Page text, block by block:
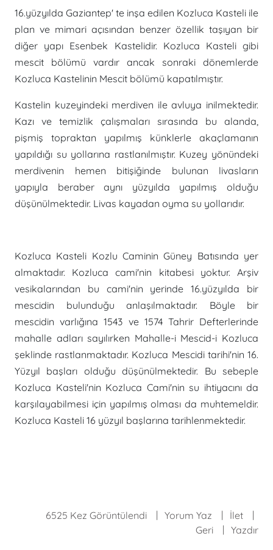
16.yüzyılda Gaziantep' te inşa edilen Kozluca Kasteli ile
plan ve mimari açısından benzer özellik taşıyan bir
diğer yapı Esenbek Kastelidir. Kozluca Kasteli gibi
mescit bölümü vardır ancak sonraki dönemlerde
Kozluca Kastelinin Mescit bölümü kapatılmıştır.
Kastelin kuzeyindeki merdiven ile avluya inilmektedir.
Kazı ve temizlik çalışmaları sırasında bu alanda,
pişmiş topraktan yapılmış künklerle akaçlamanın
yapıldığı su yollarına rastlanılmıştır. Kuzey yönündeki
merdivenin hemen bitişiğinde bulunan livasların
yapıyla beraber aynı yüzyılda yapılmış olduğu
düşünülmektedir. Livas kayadan oyma su yollarıdır.
Kozluca Kasteli Kozlu Caminin Güney Batısında yer
almaktadır. Kozluca cami'nin kitabesi yoktur. Arşiv
vesikalarından bu cami'nin yerinde 16.yüzyılda bir
mescidin bulunduğu anlaşılmaktadır. Böyle bir
mescidin varlığına 1543 ve 1574 Tahrir Defterlerinde
mahalle adları sayılırken Mahalle-i Mescid-i Kozluca
şeklinde rastlanmaktadır. Kozluca Mescidi tarihi'nin 16.
Yüzyıl başları olduğu düşünülmektedir. Bu sebeple
Kozluca Kasteli'nin Kozluca Cami'nin su ihtiyacını da
karşılayabilmesi için yapılmış olması da muhtemeldir.
Kozluca Kasteli 16 yüzyıl başlarına tarihlenmektedir.
6525 Kez Görüntülendi Yorum Yaz
İlet
Geri
Yazdır